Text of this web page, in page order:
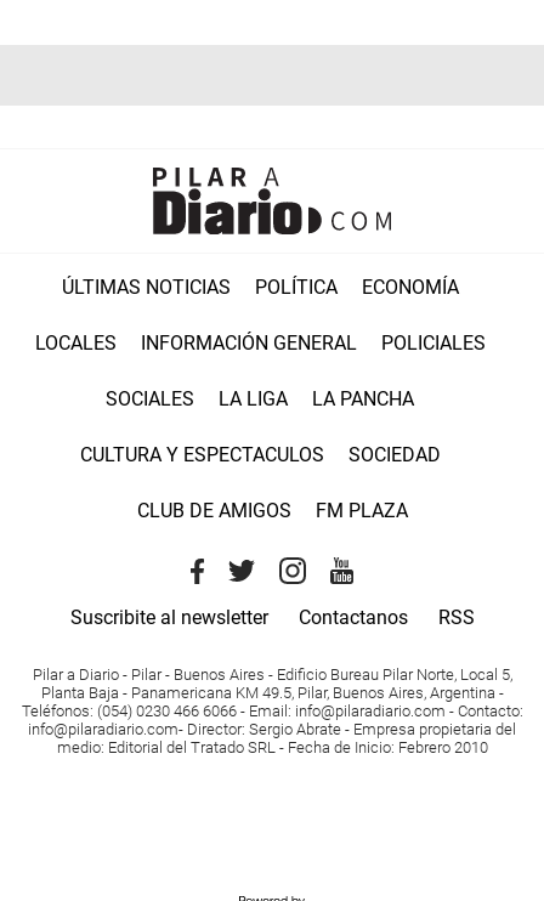
ÚLTIMAS NOTICIAS POLÍTICA ECONOMÍA
LOCALES INFORMACIÓN GENERAL POLICIALES
SOCIALES LA LIGA LA PANCHA
CULTURA Y ESPECTACULOS SOCIEDAD
CLUB DE AMIGOS FM PLAZA
Suscribite al newsletter Contactanos RSS
Pilar a Diario - Pilar - Buenos Aires - Edificio Bureau Pilar Norte, Local 5,
Planta Baja - Panamericana KM 49.5, Pilar, Buenos Aires, Argentina -
Teléfonos: (054) 0230 466 6066 - Email : info@pilaradiario.com - Contacto:
info@pilaradiario.com- Director: Sergio Abrate - Empresa propietaria del
medio: Editorial del Tratado SRL - Fecha de Inicio: Febrero 2010